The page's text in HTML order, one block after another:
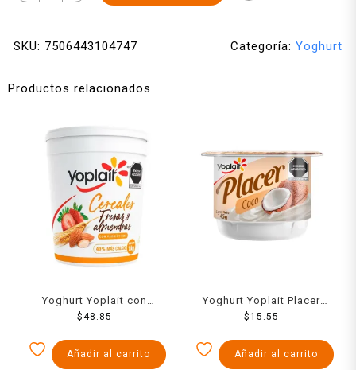
SKU: 7506443104747 Categoría: Yoghurt
Productos relacionados
Yoghurt Yoplait con
cereales, fresas y
$48.85
Añadir al carrito
Yoghurt Yoplait Placer
sabor coco 145 g
$15.55
Añadir al carrito